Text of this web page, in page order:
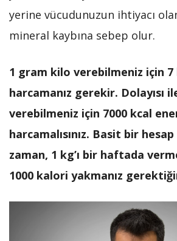
yerine vücudunuzun ihtiyacı
mineral kaybına sebep olur.
1 gram kilo verebilmeniz için
harcamanız gerekir. Dolayısı
verebilmeniz için 7000 kcal
harcamalısınız. Basit bir hesap
zaman, 1 kg’ı bir haftada
1000 kalori yakmanız